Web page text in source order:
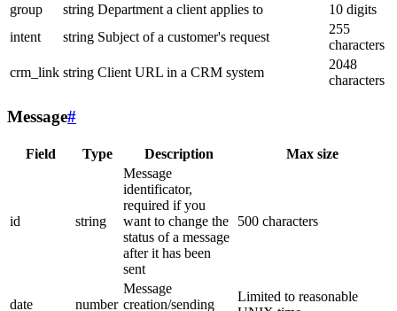
group
string Department a client applies to
10 digits
intent
string Subject of a customer's request
255
characters
crm_link string Client URL in a CRM system
2048
characters
Message#
Field Type Description Max size
id string
Message
identificator,
required if you
want to change the
status of a message
after it has been
sent
500 characters
date number
Message
creation/sending
Limited to reasonable